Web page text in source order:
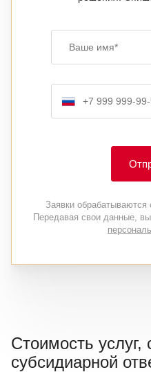
Заявки
Передавая свои данные,
Стоимость услуг,
субсидиарной